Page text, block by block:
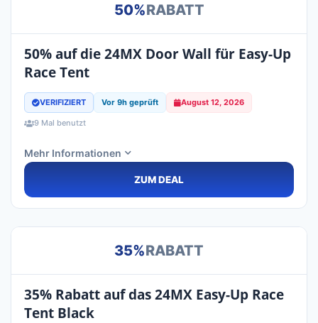
50%RABATT
50% auf die 24MX Door Wall für Easy-Up
Race Tent
VERIFIZIERT Vor 9h geprüft August 12, 2026
9 Mal benutzt
Mehr Informationen
ZUM DEAL
35%RABATT
35% Rabatt auf das 24MX Easy-Up Race
Tent Black